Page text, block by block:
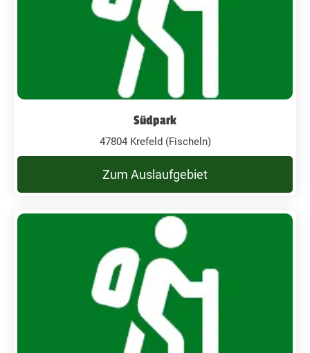
Südpark
47804 Krefeld (Fischeln)
Zum Auslaufgebiet